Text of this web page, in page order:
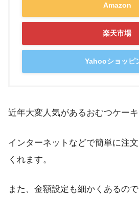
Amazon
楽天市場
Yahooショッピ
近年大変人気があるおむつケーキ
インターネットなどで簡単に注
くれます。
また、金額設定も細かくあるの